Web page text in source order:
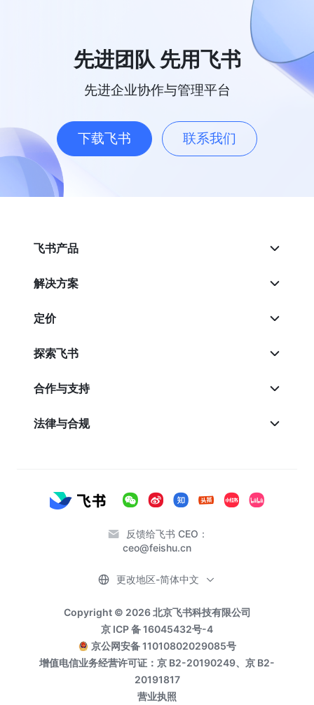
先进团队 先用飞书
先进企业协作与管理平台
下载飞书 联系我们
飞书产品
解决方案
定价
探索飞书
合作与支持
法律与合规
反馈给飞书 CEO：
ceo@feishu.cn
Copyright © 2026 北京飞书科技有限公司
京 ICP 备 16045432号-4
京公网安备 11010802029085号
增值电信业务经营许可证：京 B2-20190249、京 B2-
20191817
营业执照
更改地区-简体中文